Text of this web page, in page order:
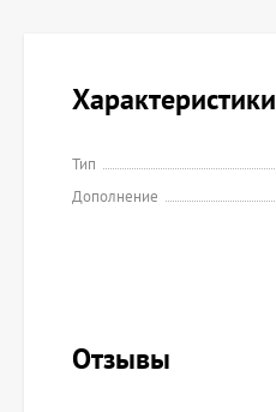
Характеристики
Тип
Дополнение
Отзывы